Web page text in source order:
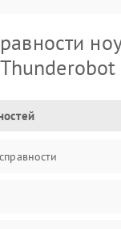
Thunderobot